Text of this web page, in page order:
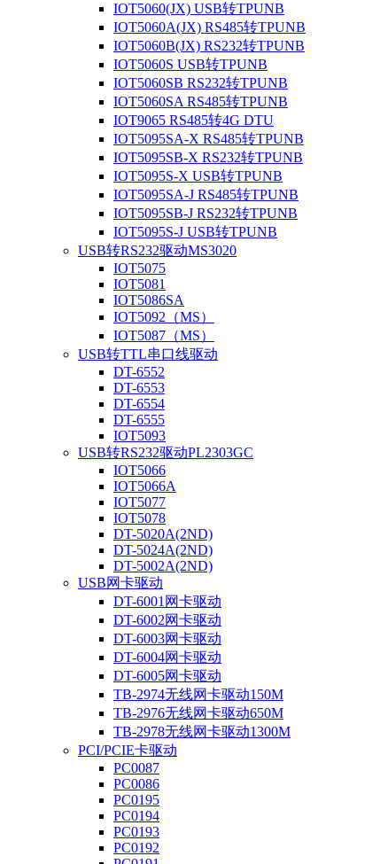
IOT5060(JX) USB转TPUNB
IOT5060A(JX) RS485转TPUNB
IOT5060B(JX) RS232转TPUNB
IOT5060S USB转TPUNB
IOT5060SB RS232转TPUNB
IOT5060SA RS485转TPUNB
IOT9065 RS485转4G DTU
IOT5095SA-X RS485转TPUNB
IOT5095SB-X RS232转TPUNB
IOT5095S-X USB转TPUNB
IOT5095SA-J RS485转TPUNB
IOT5095SB-J RS232转TPUNB
IOT5095S-J USB转TPUNB
USB转RS232驱动MS3020
IOT5075
IOT5081
IOT5086SA
IOT5092（MS）
IOT5087（MS）
USB转TTL串口线驱动
DT-6552
DT-6553
DT-6554
DT-6555
IOT5093
USB转RS232驱动PL2303GC
IOT5066
IOT5066A
IOT5077
IOT5078
DT-5020A(2ND)
DT-5024A(2ND)
DT-5002A(2ND)
USB网卡驱动
DT-6001网卡驱动
DT-6002网卡驱动
DT-6003网卡驱动
DT-6004网卡驱动
DT-6005网卡驱动
TB-2974无线网卡驱动150M
TB-2976无线网卡驱动650M
TB-2978无线网卡驱动1300M
PCI/PCIE卡驱动
PC0087
PC0086
PC0195
PC0194
PC0193
PC0192